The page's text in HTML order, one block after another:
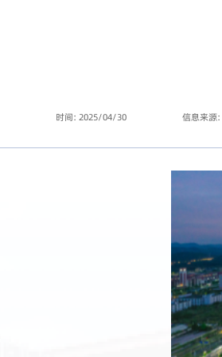
时间: 2025/04/30 信息来源: